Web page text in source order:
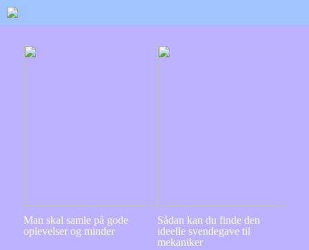
Man skal samle på gode
oplevelser og minder
Sådan kan du finde den
ideelle svendegave til
mekaniker